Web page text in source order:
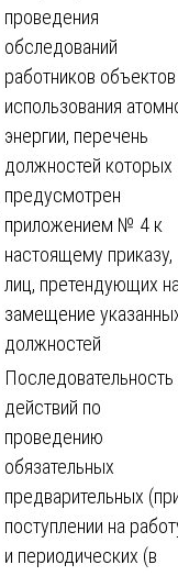
проведения
обследований
работников объектов
использования
энергии, перечень
должностей которых
предусмотрен
приложением № 4 к
настоящему приказу,
лиц, претендующих
замещение
должностей
Последовательность
действий по
проведению
обязательных
предварительных
поступлении на
и периодических (в